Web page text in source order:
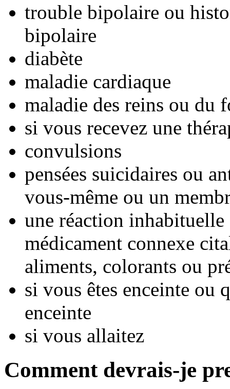
trouble bipolaire ou
bipolaire
diabète
maladie cardiaque
maladie des reins ou du
si vous recevez une
convulsions
pensées suicidaires ou
vous-même ou un
une réaction
médicament connexe
aliments, colorants ou
si vous êtes enceinte ou
enceinte
si vous allaitez
Comment devrais-je